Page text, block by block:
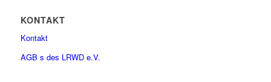
KONTAKT
Kontakt
AGB s des LRWD e.V.